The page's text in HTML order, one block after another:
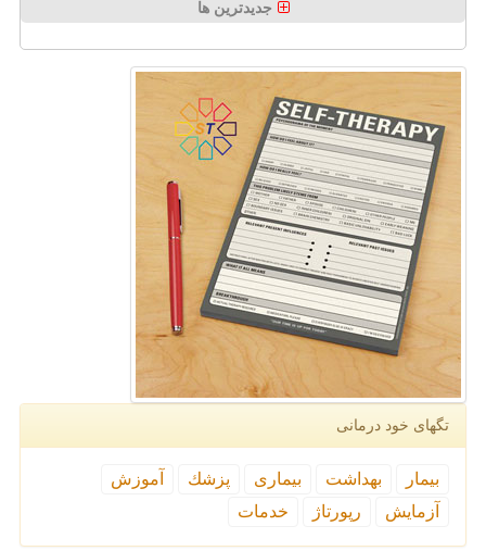
جدیدترین ها
تگهای خود درمانی
بیمار بهداشت بیماری پزشك
آموزش
آزمایش
رپورتاژ خدمات